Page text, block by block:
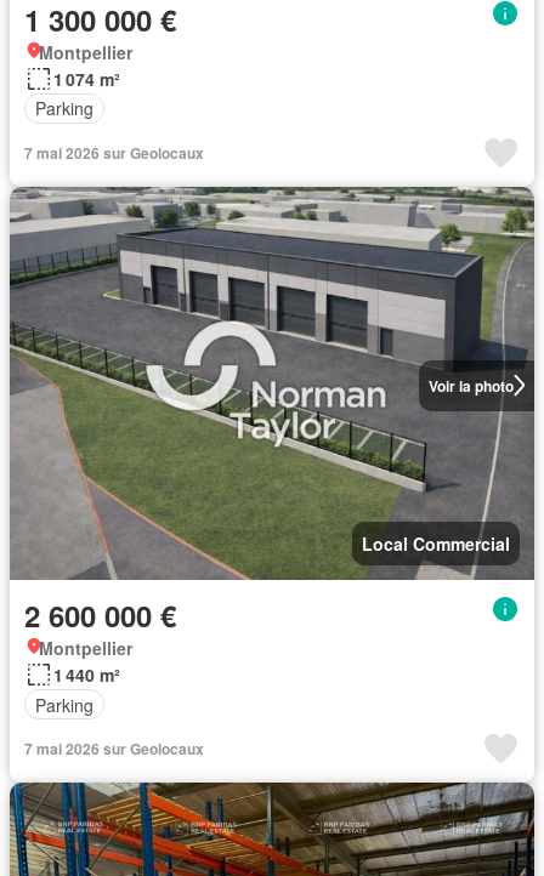
1 300 000 €
Montpellier
1 074 m²
Parking
7 mai 2026 sur Geolocaux
Voir la photo
Local Commercial
2 600 000 €
Montpellier
1 440 m²
Parking
7 mai 2026 sur Geolocaux